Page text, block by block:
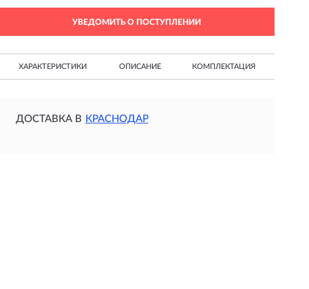
УВЕДОМИТЬ О ПОСТУПЛЕНИИ
ХАРАКТЕРИСТИКИ ОПИСАНИЕ КОМПЛЕКТАЦИЯ
ДОСТАВКА В КРАСНОДАР